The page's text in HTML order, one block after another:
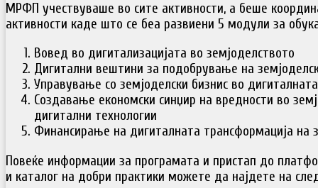
МРФП учествуваше во сите активности, а беше
активности каде што се беа развиени 5 модули за
Вовед во дигитализацијата во земјоделството
Дигитални вештини за подобрување на
Управување со земјоделски бизнис во
Создавање економски синџир на вредности во
дигитални технологии
Финансирање на дигиталната трансформација на
Повеќе информации за програмата и пристап до
и каталог на добри практики можете да најдете на